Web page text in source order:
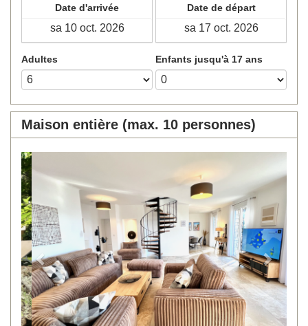
Date d'arrivée Date de départ
Adultes Enfants jusqu'à 17 ans
Maison entière (max. 10 personnes)
Next